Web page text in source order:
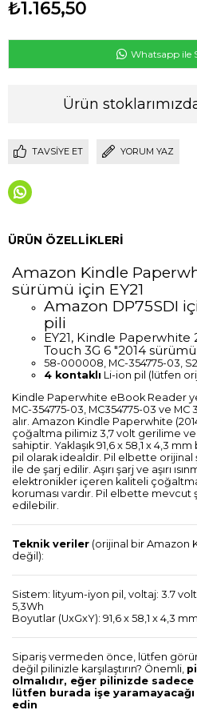
₺1.165,50
Whatsapp ile
Ürün
TAVSIYE ET YORUM YAZ
ÜRÜN ÖZELLIKLERI
Amazon Kindle
sürümü için EY21
Amazon DP75SDI
pili
EY21, Kindle Paperwhite
Touch 3G 6 "2014 sürümü
58-000008, MC-354775-03,
4 kontaklı Li-ion pil (lütfen
Kindle Paperwhite eBook Reader
MC-354775-03, MC354775-03 ve
alır. Amazon Kindle Paperwhite
çoğaltma pilimiz 3,7 volt gerilime
sahiptir. Yaklaşık 91,6 x 58,1 x 4,3
pil olarak idealdir. Pil elbette orijinal
ile de şarj edilir. Aşırı şarj ve aşırı
elektronikler içeren kaliteli
koruması vardır. Pil elbette mevcut
edilebilir.
Teknik veriler (orijinal bir Amazon
değil):
Sistem: lityum-iyon pil, voltaj: 3.7
5,3Wh
Boyutlar (UxGxY): 91,6 x 58,1 x 4,3
Sipariş vermeden önce, lütfen
değil pilinizle karşılaştırın? Önemli,
olmalıdır, eğer pilinizde
lütfen burada işe
edin